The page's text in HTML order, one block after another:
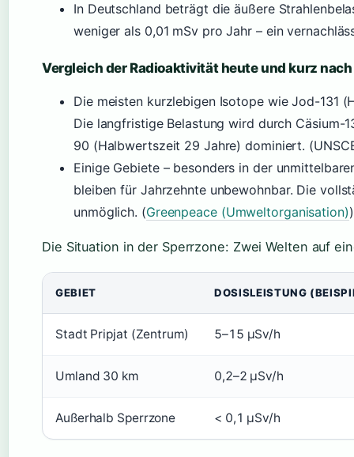
In Deutschland beträgt die äußere
weniger als 0,01 mSv pro Jahr – ein
Vergleich der Radioaktivität heute und kurz
Die meisten kurzlebigen Isotope wie Jod-131
Die langfristige Belastung wird durch
90 (Halbwertszeit 29 Jahre) dominiert.
Einige Gebiete – besonders in der
bleiben für Jahrzehnte unbewohnbar. Die
unmöglich. (Greenpeace (Umweltorganisation))
Die Situation in der Sperrzone: Zwei Welten auf
GEBIET DOSISLEISTUNG
Stadt Pripjat (Zentrum) 5–15 µSv/h
Umland 30 km 0,2–2 µSv/h
Außerhalb Sperrzone < 0,1 µSv/h